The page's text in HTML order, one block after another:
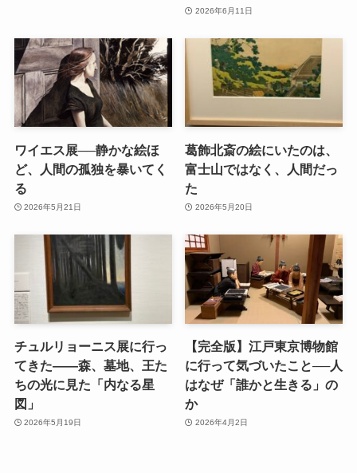
2026年6月11日
ワイエス展──静かな絵ほ
ど、人間の孤独を暴いてく
る
2026年5月21日
葛飾北斎の絵にいたのは、
富士山ではなく、人間だっ
た
2026年5月20日
チュルリョーニス展に行っ
てきた――森、墓地、王た
ちの光に見た「内なる星
図」
2026年5月19日
【完全版】江戸東京博物館
に行って気づいたこと──人
はなぜ「誰かと生きる」の
か
2026年4月2日